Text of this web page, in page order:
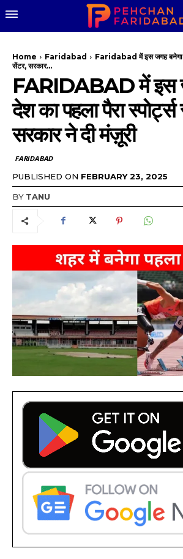
Home Faridabad
Faridabad में इस जगह बनेगा
सेंटर, सरकार...
FARIDABAD में इस
देश का पहला पैरा
सरकार ने दी मंज़ूरी
FARIDABAD
PUBLISHED ON FEBRUARY 23, 2025
BY TANU